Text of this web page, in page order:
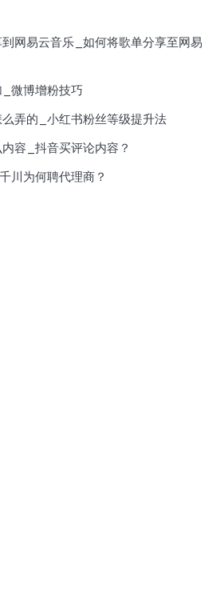
网易云音乐_如何将歌单分享至网易
微博增粉技巧
弄的_小红书粉丝等级提升法
容_抖音买评论内容？
川为何聘代理商？